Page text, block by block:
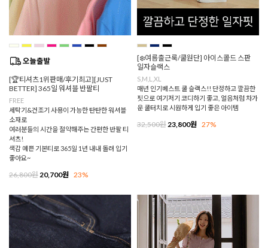
[🏆티셔츠1위판매/후기최고][JUST
BETTER] 365일 워셔블 반팔티
FREE
세탁기&건조기 사용이 가능한 탄탄한 워셔블
소재로
여러분들의 시간을 절약해주는 간편한 반팔 티
셔츠!
색감 예쁜 기본티로 365일 1년 내내 돌려 입기
좋아요~
26,800원 20,700원 23%
[❄️여름출근룩/쿨원단] 아이스콜드 스판
일자슬랙스
S,M,L,XL
매년 인기베스트 쿨 슬랙스!! 단정하고 깔끔한
핏으로 여기저기 코디하기 좋고, 얼음처럼 차가
운 쿨터치로 시원하게 입기 좋은 아이템
32,500원 23,800원 27%